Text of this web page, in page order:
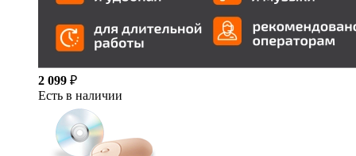
2 099 ₽
Есть в наличии